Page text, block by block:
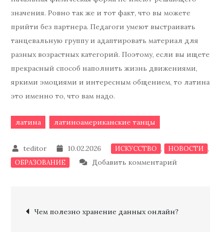
значения. Ровно так же и тот факт, что вы можете
прийти без партнера. Педагоги умеют выстраивать
танцевальную группу и адаптировать материал для
разных возрастных категорий. Поэтому, если вы ищете
прекрасный способ наполнить жизнь движениями,
яркими эмоциями и интересным общением, то латина
это именно то, что вам надо.
латина латиноамериканские танцы
10.02.2026 ИСКУССТВО , НОВОСТИ ,
ОБРАЗОВАНИЕ Добавить комментарий
Стоит
Навигация
Чем полезно хранение данных онлайн?